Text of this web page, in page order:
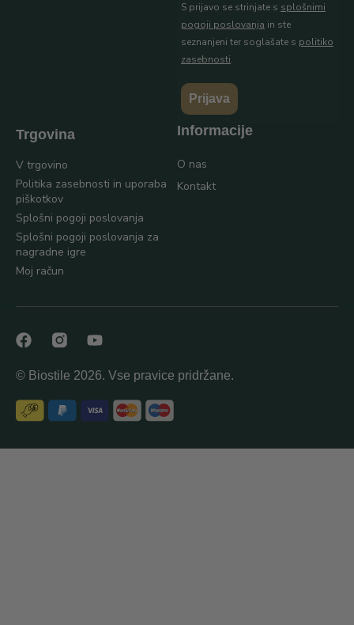
S prijavo se strinjate s splošnimi
pogoji poslovanja in ste
seznanjeni ter soglašate s politiko
zasebnosti.
Prijava
Trgovina
V trgovino
Politika zasebnosti in uporaba
piškotkov
Splošni pogoji poslovanja
Splošni pogoji poslovanja za
nagradne igre
Moj račun
Informacije
O nas
Kontakt
© Biostile 2026. Vse pravice pridržane.